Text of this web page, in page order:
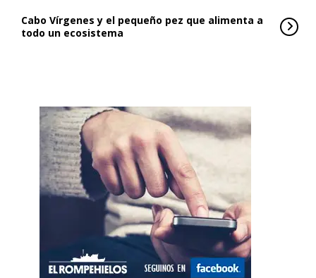
Cabo Vírgenes y el pequeño pez que alimenta a
todo un ecosistema